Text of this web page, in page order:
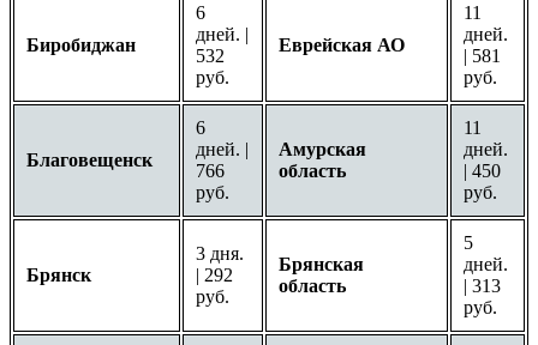
Биробиджан
6
дней. |
532
руб.
Еврейская АО
11
дней.
| 581
руб.
Благовещенск
6
дней. |
766
руб.
Амурская
область
11
дней.
| 450
руб.
Брянск
3 дня.
| 292
руб.
Брянская
область
5
дней.
| 313
руб.